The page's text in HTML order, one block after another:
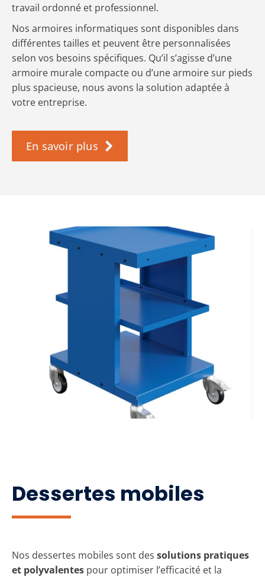
travail ordonné et professionnel.
Nos armoires informatiques sont disponibles dans
différentes tailles et peuvent être personnalisées
selon vos besoins spécifiques. Qu’il s’agisse d’une
armoire murale compacte ou d’une armoire sur pieds
plus spacieuse, nous avons la solution adaptée à
votre entreprise.
En savoir plus
Dessertes mobiles
Nos dessertes mobiles sont des solutions pratiques
et polyvalentes pour optimiser l’efficacité et la